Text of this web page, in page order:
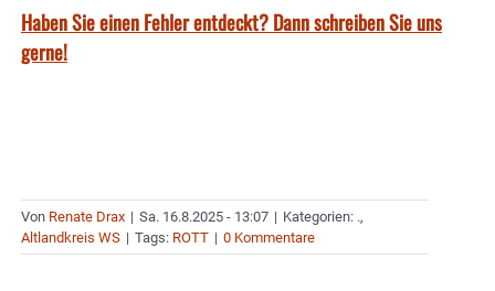
Haben Sie einen Fehler entdeckt? Dann schreiben Sie uns
gerne!
Von Renate Drax | Sa. 16.8.2025 - 13:07 | Kategorien: .,
Altlandkreis WS | Tags: ROTT | 0 Kommentare